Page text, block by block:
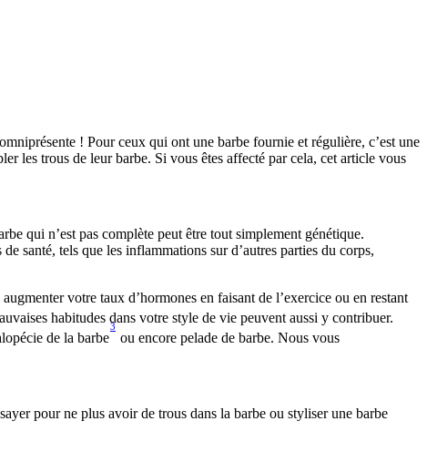
! Pour ceux qui ont une barbe fournie et régulière, c’est une
les trous de leur barbe. Si vous êtes affecté par cela, cet article vous
qui n’est pas complète peut être tout simplement génétique.
santé, tels que les inflammations sur d’autres parties du corps,
votre taux d’hormones en faisant de l’exercice ou en restant
habitudes dans votre style de vie peuvent aussi y contribuer.
de la barbe
3
ou encore pelade de barbe. Nous vous
pour ne plus avoir de trous dans la barbe ou styliser une barbe